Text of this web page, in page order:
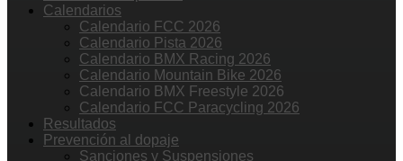
Calendarios
Calendario FCC 2026
Calendario Pista 2026
Calendario BMX Racing 2026
Calendario Mountain Bike 2026
Calendario BMX Freestyle 2026
Calendario FCC Paracycling 2026
Resultados
Prevención al dopaje
Sanciones y Suspensiones